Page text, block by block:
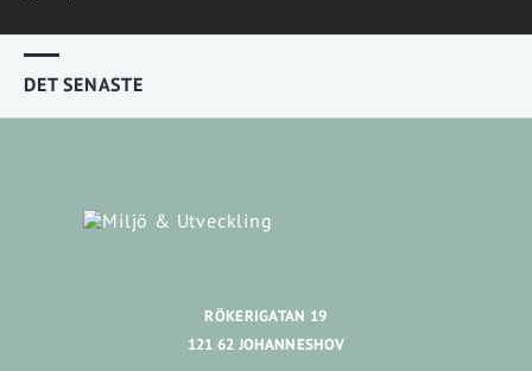
DET SENASTE
RÖKERIGATAN 19
121 62 JOHANNESHOV